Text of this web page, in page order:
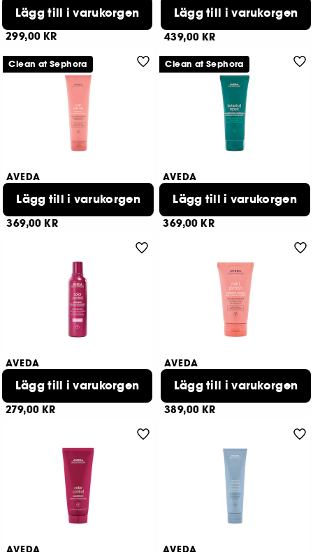
299,00 KR
Lägg till i varukorgen Light
439,00 KR
Lägg till i varukorgen
AVEDA
Hydrating Conditioner Light Moisture
369,00 KR
Lägg till i varukorgen
Clean at Sephora
AVEDA
Conditioner
369,00 KR
Lägg till i varukorgen
Clean at Sephora
AVEDA
Shampoo Rich
279,00 KR
Lägg till i varukorgen
AVEDA
Masque Light Moisture
389,00 KR
Lägg till i varukorgen